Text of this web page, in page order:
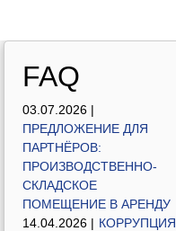
FAQ
03.07.2026 |
ПРЕДЛОЖЕНИЕ ДЛЯ
ПАРТНЁРОВ:
ПРОИЗВОДСТВЕННО-
СКЛАДСКОЕ
ПОМЕЩЕНИЕ В АРЕНДУ
14.04.2026 | КОРРУПЦИЯ